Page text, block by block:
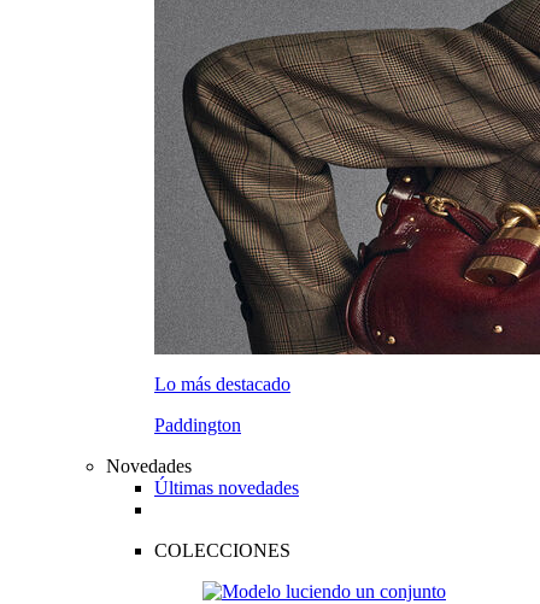
Lo más destacado
Paddington
Novedades
Últimas novedades
COLECCIONES